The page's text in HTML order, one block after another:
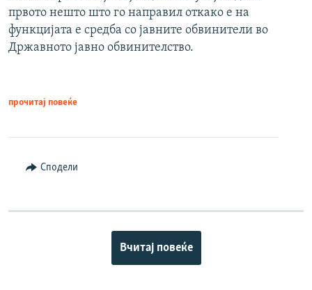
првото нешто што го направил откако е на
функцијата е средба со јавните обвинители во
Државното јавно обвинителство.
прочитај повеќе
Сподели
Вчитај повеќе